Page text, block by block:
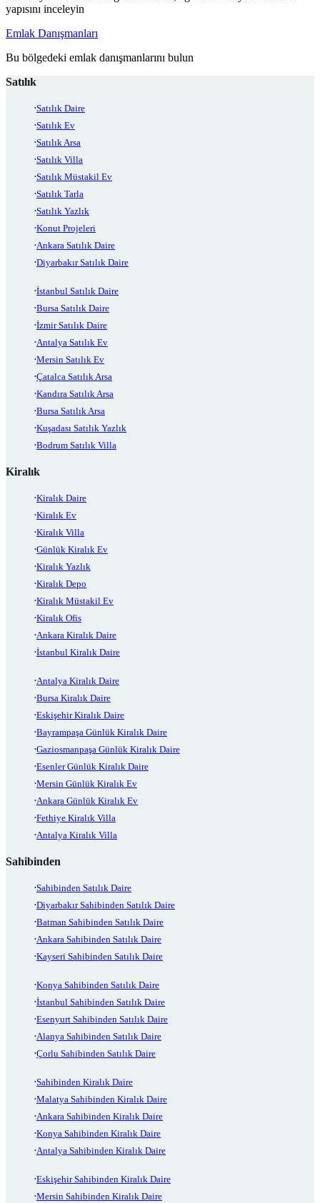
yapısını inceleyin
Emlak Danışmanları
Bu bölgedeki emlak danışmanlarını bulun
Satılık
Satılık Daire
Satılık Ev
Satılık Arsa
Satılık Villa
Satılık Müstakil Ev
Satılık Tarla
Satılık Yazlık
Konut Projeleri
Ankara Satılık Daire
Diyarbakır Satılık Daire
İstanbul Satılık Daire
Bursa Satılık Daire
İzmir Satılık Daire
Antalya Satılık Ev
Mersin Satılık Ev
Çatalca Satılık Arsa
Kandıra Satılık Arsa
Bursa Satılık Arsa
Kuşadası Satılık Yazlık
Bodrum Satılık Villa
Kiralık
Kiralık Daire
Kiralık Ev
Kiralık Villa
Günlük Kiralık Ev
Kiralık Yazlık
Kiralık Depo
Kiralık Müstakil Ev
Kiralık Ofis
Ankara Kiralık Daire
İstanbul Kiralık Daire
Antalya Kiralık Daire
Bursa Kiralık Daire
Eskişehir Kiralık Daire
Bayrampaşa Günlük Kiralık Daire
Gaziosmanpaşa Günlük Kiralık Daire
Esenler Günlük Kiralık Daire
Mersin Günlük Kiralık Ev
Ankara Günlük Kiralık Ev
Fethiye Kiralık Villa
Antalya Kiralık Villa
Sahibinden
Sahibinden Satılık Daire
Diyarbakır Sahibinden Satılık Daire
Batman Sahibinden Satılık Daire
Ankara Sahibinden Satılık Daire
Kayseri Sahibinden Satılık Daire
Konya Sahibinden Satılık Daire
İstanbul Sahibinden Satılık Daire
Esenyurt Sahibinden Satılık Daire
Alanya Sahibinden Satılık Daire
Çorlu Sahibinden Satılık Daire
Sahibinden Kiralık Daire
Malatya Sahibinden Kiralık Daire
Ankara Sahibinden Kiralık Daire
Konya Sahibinden Kiralık Daire
Antalya Sahibinden Kiralık Daire
Eskişehir Sahibinden Kiralık Daire
Mersin Sahibinden Kiralık Daire